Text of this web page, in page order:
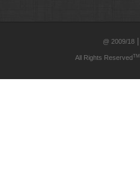
@ 2009/18
All Rights ReservedTM